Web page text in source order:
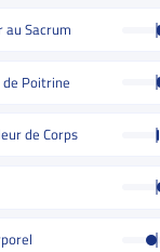
au Sacrum
Poitrine
de Corps